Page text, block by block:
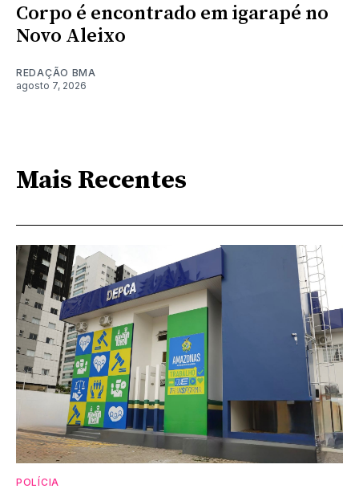
Corpo é encontrado em igarapé no
Novo Aleixo
REDAÇÃO BMA
agosto 7, 2026
Mais Recentes
POLÍCIA